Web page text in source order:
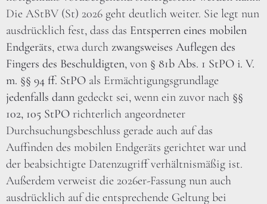
Die AStBV (St) 2026 geht deutlich weiter. Sie legt nun
ausdrücklich fest, dass das Entsperren eines mobilen
Endgeräts, etwa durch zwangsweises Auflegen des
Fingers des Beschuldigten, von § 81b Abs. 1 StPO i. V.
m. §§ 94 ff. StPO als Ermächtigungsgrundlage
jedenfalls dann gedeckt sei, wenn ein zuvor nach §§
102, 105 StPO richterlich angeordneter
Durchsuchungsbeschluss gerade auch auf das
Auffinden des mobilen Endgeräts gerichtet war und
der beabsichtigte Datenzugriff verhältnismäßig ist.
Außerdem verweist die 2026er-Fassung nun auch
ausdrücklich auf die entsprechende Geltung bei